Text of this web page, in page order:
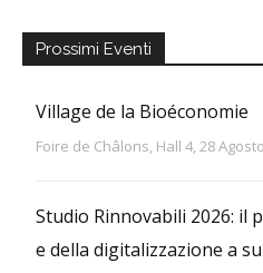
Prossimi Eventi
Village de la Bioéconomie
Foire de Châlons, Hall 4, 28
Studio Rinnovabili 2026: il
e della digitalizzazione a